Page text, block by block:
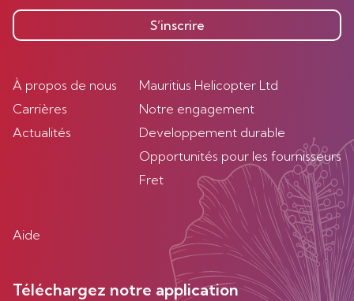
S’inscrire
À propos de nous
Carrières
Actualités
Mauritius Helicopter Ltd
Notre engagement
Developpement durable
Opportunités pour les fournisseurs
Fret
Aide
Téléchargez notre application